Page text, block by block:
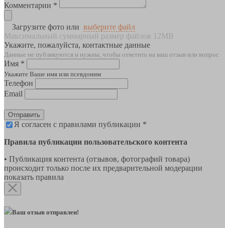
Комментарии *
Загрузите фото или выберите файл
Максимальный суммарный размер файлов 12MB
Укажите, пожалуйста, контактные данные
Данные не публикуются и нужны, чтобы ответить на ваш отзыв или вопрос
Имя *
Укажите Ваше имя или псевдоним
Телефон
Email
Отправить
Я согласен с правилами публикации *
Правила публикации пользовательского контента
• Публикация контента (отзывов, фотографий товара)
происходит только после их предварительной модерации
показать правила
Ваш отзыв отправлен!